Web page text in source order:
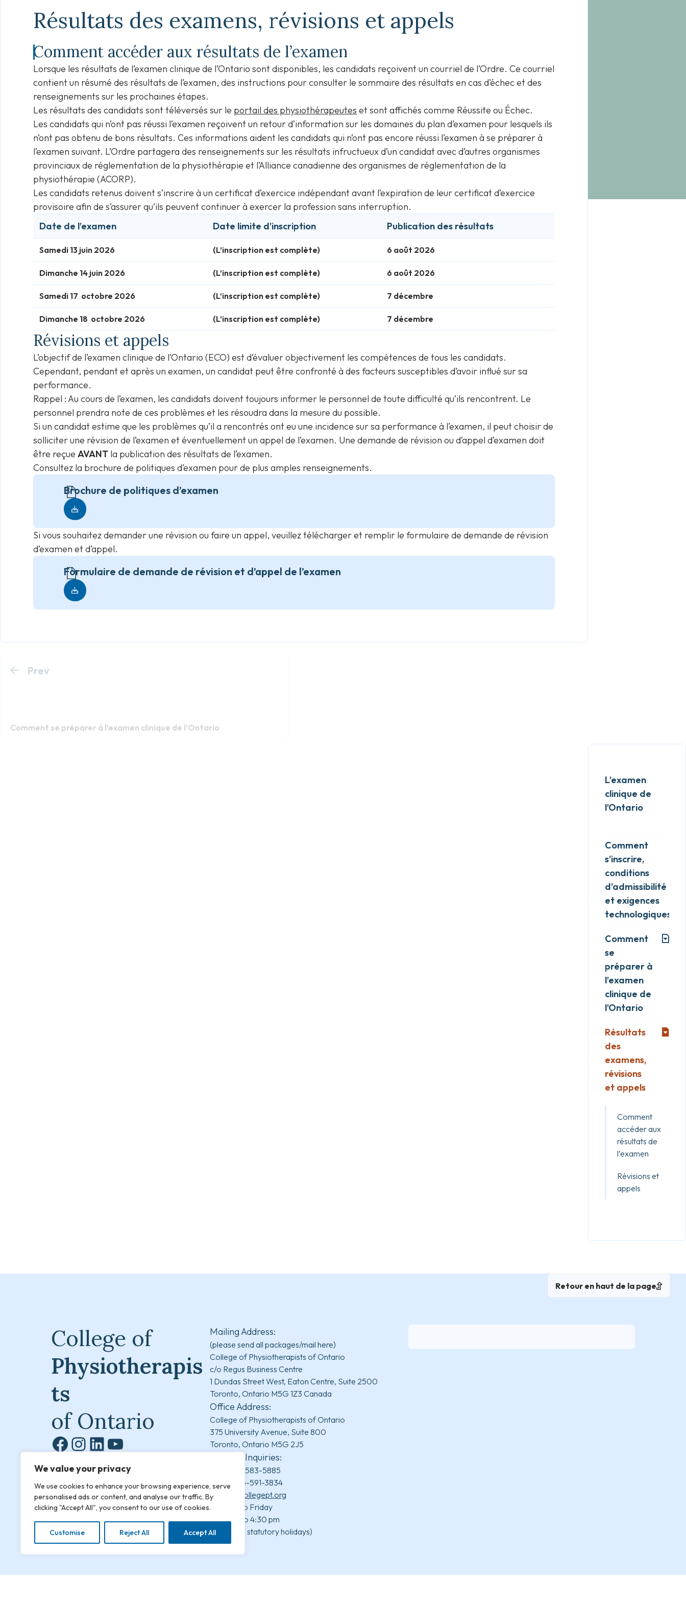
We value your privacy
We use cookies to enhance your browsing experience, serve
personalised ads or content, and analyse our traffic. By
clicking "Accept All", you consent to our use of cookies.
Customise Reject All Accept All
L’examen
clinique de
l’Ontario
Comment
s’inscrire,
conditions
d’admissibilité
et exigences
technologiques
Comment
se
préparer à
l’examen
clinique de
l’Ontario
Résultats
des
examens,
révisions
et appels
Comment
accéder aux
résultats de
l’examen
Révisions et
appels
Résultats des examens, révisions et appels
Comment accéder aux résultats de l’examen
Lorsque les résultats de l’examen clinique de l’Ontario sont disponibles, les candidats reçoivent un courriel de l’Ordre. Ce courriel
contient un résumé des résultats de l’examen, des instructions pour consulter le sommaire des résultats en cas d’échec et des
renseignements sur les prochaines étapes.
Les résultats des candidats sont téléversés sur le portail des physiothérapeutes et sont affichés comme Réussite ou Échec.
Les candidats qui n’ont pas réussi l’examen reçoivent un retour d’information sur les domaines du plan d’examen pour lesquels ils
n’ont pas obtenu de bons résultats. Ces informations aident les candidats qui n’ont pas encore réussi l’examen à se préparer à
l’examen suivant. L’Ordre partagera des renseignements sur les résultats infructueux d’un candidat avec d’autres organismes
provinciaux de réglementation de la physiothérapie et l’Alliance canadienne des organismes de réglementation de la
physiothérapie (ACORP).
Les candidats retenus doivent s’inscrire à un certificat d’exercice indépendant avant l’expiration de leur certificat d’exercice
provisoire afin de s’assurer qu’ils peuvent continuer à exercer la profession sans interruption.
Date de l’examen
Date limite d’inscription Publication des résultats
Samedi 13 juin 2026 (L’inscription est complète) 6 août 2026
Dimanche 14 juin 2026 (L’inscription est complète) 6 août 2026
Samedi 17 octobre 2026 (L’inscription est complète) 7 décembre
Dimanche 18 octobre 2026 (L’inscription est complète) 7 décembre
Révisions et appels
L’objectif de l’examen clinique de l’Ontario (ECO) est d’évaluer objectivement les compétences de tous les candidats.
Cependant, pendant et après un examen, un candidat peut être confronté à des facteurs susceptibles d’avoir influé sur sa
performance.
Rappel : Au cours de l’examen, les candidats doivent toujours informer le personnel de toute difficulté qu’ils rencontrent. Le
personnel prendra note de ces problèmes et les résoudra dans la mesure du possible.
Si un candidat estime que les problèmes qu’il a rencontrés ont eu une incidence sur sa performance à l’examen, il peut choisir de
solliciter une révision de l’examen et éventuellement un appel de l’examen. Une demande de révision ou d’appel d’examen doit
être reçue AVANT la publication des résultats de l’examen.
Consultez la brochure de politiques d’examen pour de plus amples renseignements.
Brochure de politiques d’examen
Si vous souhaitez demander une révision ou faire un appel, veuillez télécharger et remplir le formulaire de demande de révision
d’examen et d’appel.
Formulaire de demande de révision et d’appel de l’examen
Prev
Comment se préparer à l’examen clinique de l’Ontario
Retour en haut de la page
College of
Physiotherapis
ts
of Ontario
Facebook
Instagram
LinkedInYouTube
Sitemap
© Copyright 2026 College of
Physiotherapists of Ontario
Mailing Address:
(please send all packages/mail here)
College of Physiotherapists of Ontario
c/o Regus Business Centre
1 Dundas Street West, Eaton Centre, Suite 2500
Toronto, Ontario M5G 1Z3 Canada
Office Address:
College of Physiotherapists of Ontario
375 University Avenue, Suite 800
Toronto, Ontario M5G 2J5
General Inquiries:
1-800-583-5885
fax: 416-591-3834
info@collegept.org
Monday to Friday
8:30 am to 4:30 pm
(excluding statutory holidays)